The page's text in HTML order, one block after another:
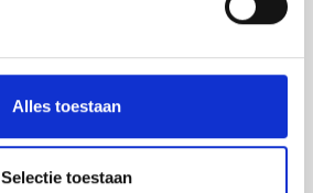
Alles toestaan
Selectie toestaan